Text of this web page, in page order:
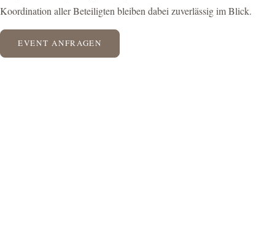
Koordination aller Beteiligten bleiben dabei zuverlässig im Blick.
EVENT ANFRAGEN